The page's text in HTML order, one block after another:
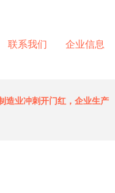
联系我们 企业信息
造业冲刺开门红，企业生产